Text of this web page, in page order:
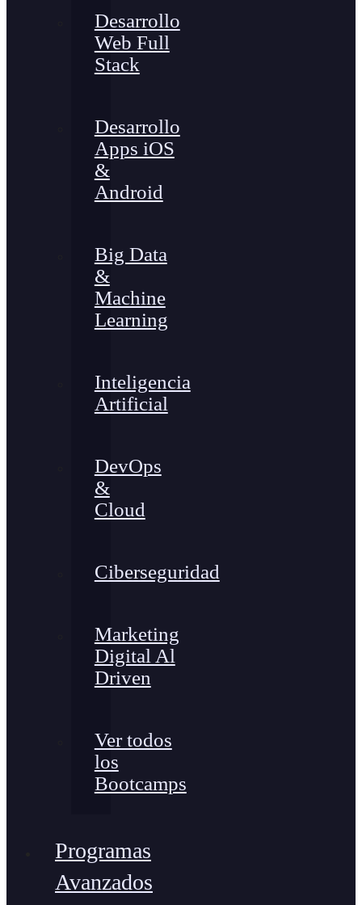
Desarrollo
Web Full
Stack
Desarrollo
Apps iOS
&
Android
Big Data
&
Machine
Learning
Inteligencia
Artificial
DevOps
&
Cloud
Ciberseguridad
Marketing
Digital Al
Driven
Ver todos
los
Bootcamps
Programas
Avanzados